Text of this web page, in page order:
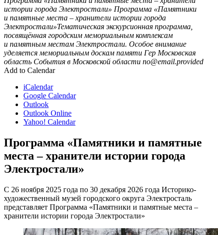
истории города Электростали» Программа «Памятники
и памятные места – хранители истории города
Электростали»Тематическая экскурсионная программа,
посвящённая городским мемориальным комплексам
и памятным местам Электростали. Особое внимание
уделяется мемориальным доскам памяти Гер Московская
область События в Московской области no@email.provided
Add to Calendar
iCalendar
Google Calendar
Outlook
Outlook Online
Yahoo! Calendar
Программа «Памятники и памятные
места – хранители истории города
Электростали»
С 26 ноября 2025 года по 30 декабря 2026 года Историко-
художественный музей городского округа Электросталь
представляет Программа «Памятники и памятные места –
хранители истории города Электростали»